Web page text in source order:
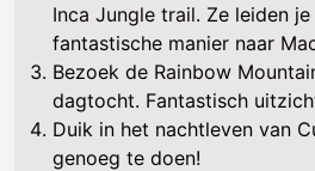
Inca Jungle trail. Ze leiden
fantastische manier naar
Bezoek de Rainbow
dagtocht. Fantastisch
Duik in het nachtleven van
genoeg te doen!